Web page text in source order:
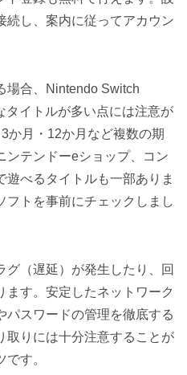
続し、案内に従ってアカウン
場合、Nintendo Switch
タイトルが多い点には注意が
か月・12か月など複数の期
ンテンドーeショップ、コン
遊べるタイトルも一部ありま
フトを事前にチェックしまし
グ（遅延）が発生したり、回
す。安定したネットワーク
パスワードの管理を徹底する
取りには十分注意することが
す。